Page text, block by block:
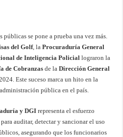
se pone a prueba una vez más.
del Golf, laProcuraduría General
de Inteligencia Policial lograron la
de Cobranzas de laDirección General
Este suceso marca un hito en la
pública en el país.
y DGI representa el esfuerzo
auditar, detectar y sancionar el uso
asegurando que los funcionarios